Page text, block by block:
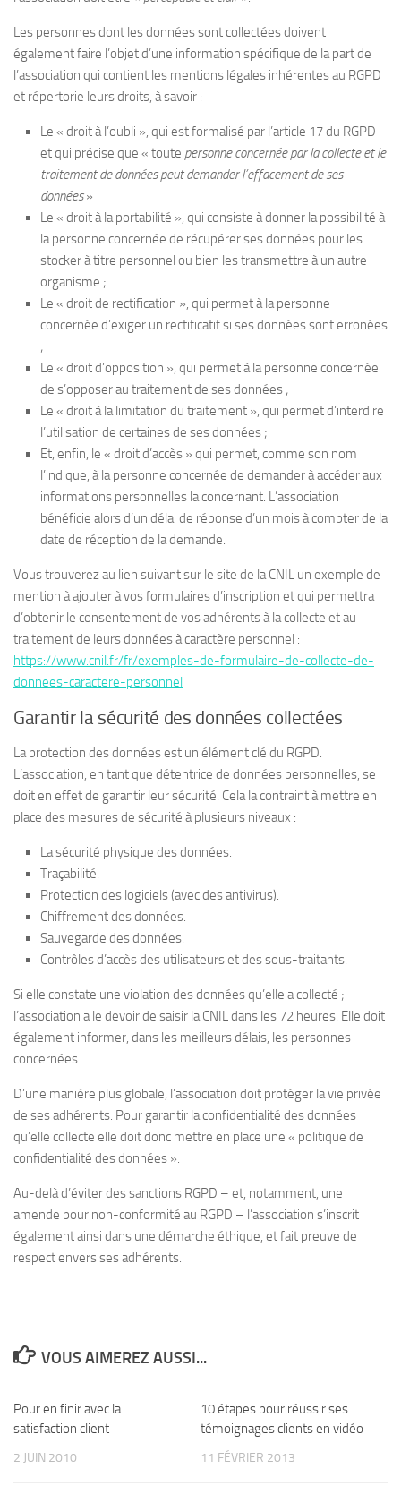
Les personnes dont les données sont collectées doivent
également faire l’objet d’une information spécifique de la part de
l’association qui contient les mentions légales inhérentes au RGPD
et répertorie leurs droits, à savoir :
Le « droit à l’oubli », qui est formalisé par l’article 17 du RGPD
et qui précise que « toute personne concernée par la collecte et le
traitement de données peut demander l’effacement de ses
données»
Le « droit à la portabilité », qui consiste à donner la possibilité à
la personne concernée de récupérer ses données pour les
stocker à titre personnel ou bien les transmettre à un autre
organisme ;
Le « droit de rectification », qui permet à la personne
concernée d’exiger un rectificatif si ses données sont erronées
;
Le « droit d’opposition », qui permet à la personne concernée
de s’opposer au traitement de ses données ;
Le « droit à la limitation du traitement », qui permet d’interdire
l’utilisation de certaines de ses données ;
Et, enfin, le « droit d’accès » qui permet, comme son nom
l’indique, à la personne concernée de demander à accéder aux
informations personnelles la concernant. L’association
bénéficie alors d’un délai de réponse d’un mois à compter de la
date de réception de la demande.
Vous trouverez au lien suivant sur le site de la CNIL un exemple de
mention à ajouter à vos formulaires d’inscription et qui permettra
d’obtenir le consentement de vos adhérents à la collecte et au
traitement de leurs données à caractère personnel :
https://www.cnil.fr/fr/exemples-de-formulaire-de-collecte-de-
donnees-caractere-personnel
Garantir la sécurité des données collectées
La protection des données est un élément clé du RGPD.
L’association, en tant que détentrice de données personnelles, se
doit en effet de garantir leur sécurité. Cela la contraint à mettre en
place des mesures de sécurité à plusieurs niveaux :
La sécurité physique des données.
Traçabilité.
Protection des logiciels (avec des antivirus).
Chiffrement des données.
Sauvegarde des données.
Contrôles d’accès des utilisateurs et des sous-traitants.
Si elle constate une violation des données qu’elle a collecté ;
l’association a le devoir de saisir la CNIL dans les 72 heures. Elle doit
également informer, dans les meilleurs délais, les personnes
concernées.
D’une manière plus globale, l’association doit protéger la vie privée
de ses adhérents. Pour garantir la confidentialité des données
qu’elle collecte elle doit donc mettre en place une « politique de
confidentialité des données ».
Au-delà d’éviter des sanctions RGPD – et, notamment, une
amende pour non-conformité au RGPD – l’association s’inscrit
également ainsi dans une démarche éthique, et fait preuve de
respect envers ses adhérents.
VOUS AIMEREZ AUSSI...
Pour en finir avec la
satisfaction client
2 JUIN 2010
10 étapes pour réussir ses
témoignages clients en vidéo
11 FÉVRIER 2013